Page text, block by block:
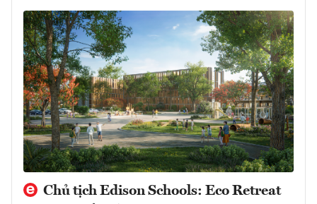
Chủ tịch Edison Schools: Eco Retreat